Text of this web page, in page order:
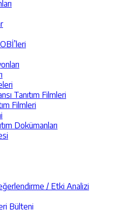
Tanıtım Filmleri
Filmleri
Dokümanları
/ Etki Analizi
Bülteni